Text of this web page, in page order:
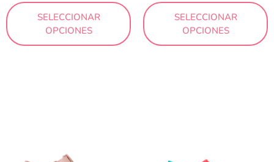
SELECCIONAR
OPCIONES
SELECCIONAR
OPCIONES